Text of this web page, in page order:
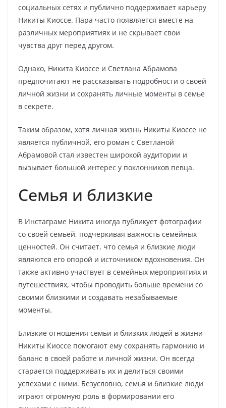
социальных сетях и публично поддерживает карьеру
Никиты Киоссе. Пара часто появляется вместе на
различных мероприятиях и не скрывает свои
чувства друг перед другом.
Однако, Никита Киоссе и Светлана Абрамова
предпочитают не рассказывать подробности о своей
личной жизни и сохранять личные моменты в семье
в секрете.
Таким образом, хотя личная жизнь Никиты Киоссе не
является публичной, его роман с Светланой
Абрамовой стал известен широкой аудитории и
вызывает большой интерес у поклонников певца.
Семья и близкие
В Инстаграме Никита иногда публикует фотографии
со своей семьей, подчеркивая важность семейных
ценностей. Он считает, что семья и близкие люди
являются его опорой и источником вдохновения. Он
также активно участвует в семейных мероприятиях и
путешествиях, чтобы проводить больше времени со
своими близкими и создавать незабываемые
моменты.
Близкие отношения семьи и близких людей в жизни
Никиты Киоссе помогают ему сохранять гармонию и
баланс в своей работе и личной жизни. Он всегда
старается поддерживать их и делиться своими
успехами с ними. Безусловно, семья и близкие люди
играют огромную роль в формировании его